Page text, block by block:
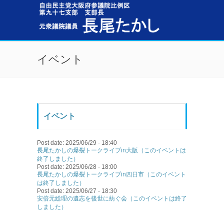
メインコンテンツに移動
イベント
イベント
Post date: 2025/06/29 - 18:40
長尾たかしの爆裂トークライブin大阪（このイベントは
終了しました）
Post date: 2025/06/28 - 18:00
長尾たかしの爆裂トークライブin四日市（このイベント
は終了しました）
Post date: 2025/06/27 - 18:30
安倍元総理の遺志を後世に紡ぐ会（このイベントは終了
しました）